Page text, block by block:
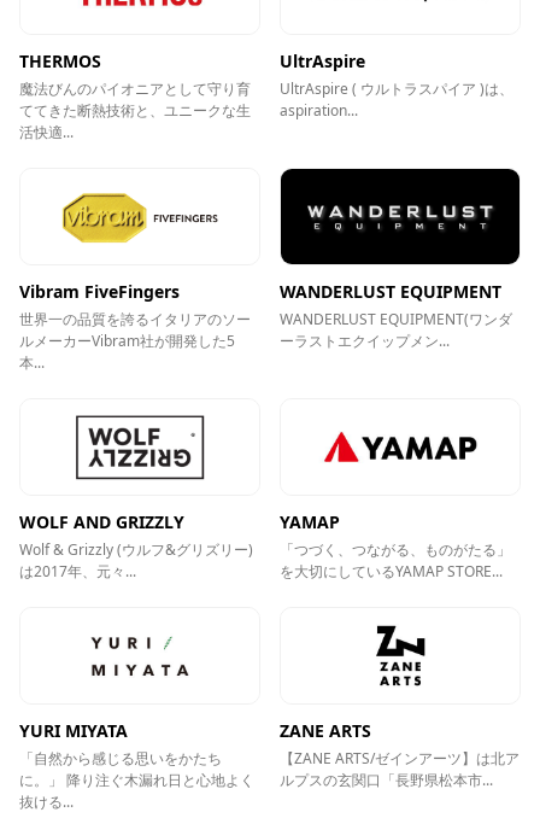
THERMOS
魔法びんのパイオニアとして守り育
ててきた断熱技術と、ユニークな生
活快適...
UltrAspire
UltrAspire ( ウルトラスパイア )は、
aspiration...
Vibram FiveFingers
世界一の品質を誇るイタリアのソー
ルメーカーVibram社が開発した5
本...
WANDERLUST EQUIPMENT
WANDERLUST EQUIPMENT(ワンダ
ーラストエクイップメン...
WOLF AND GRIZZLY
Wolf & Grizzly (ウルフ&グリズリー)
は2017年、元々...
YAMAP
「つづく、つながる、ものがたる」
を大切にしているYAMAP STORE...
YURI MIYATA
「自然から感じる思いをかたち
に。」 降り注ぐ木漏れ日と心地よく
抜ける...
ZANE ARTS
【ZANE ARTS/ゼインアーツ】は北ア
ルプスの玄関口「長野県松本市...